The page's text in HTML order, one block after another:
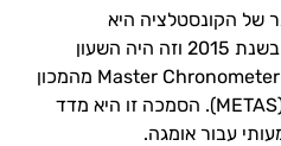
של הקונסטלציה היא
הגלובמאסטר. שעון זה שוחרר בשנת 2015 וזה היה השעון
הראשון שקיבל את הסמכת ה-Master Chronometer מהמכון
השוויצרי הפדרלי למטרולוגיה (METAS). הסמכה זו היא מדד
עבור אומגה.